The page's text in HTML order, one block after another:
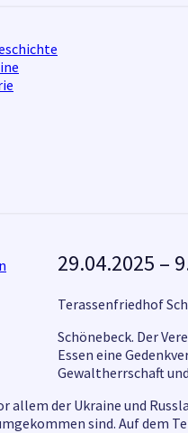
29.04.2025
–
Mai
2025
–
Tag
des
Gedenkens
29.04.2025 –
Terassenfriedhof
Schönebeck. Der
Essen eine
Gewaltherrschaft
allem der Ukraine und
sind. Auf dem